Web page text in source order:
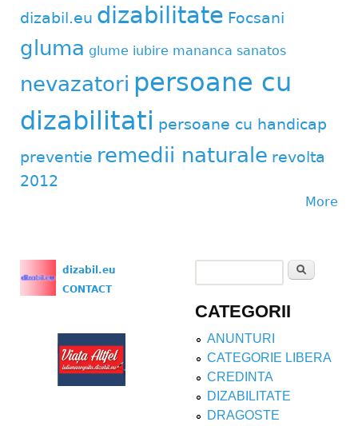
dizabil.eu dizabilitate Focsani
gluma glume iubire mananca sanatos
nevazatori persoane cu
dizabilitati persoane cu handicap
preventie remedii naturale revolta
2012
More
dizabil.eu
CONTACT
Search form
CATEGORII
ANUNTURI
CATEGORIE LIBERA
CREDINTA
DIZABILITATE
DRAGOSTE